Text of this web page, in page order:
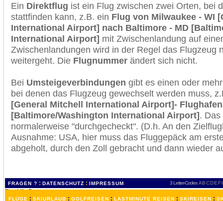
Ein Direktflug ist ein Flug zwischen zwei Orten, bei
stattfinden kann, z.B. ein Flug von Milwaukee - WI
International Airport] nach Baltimore - MD
International Airport] mit Zwischenlandung auf
Zwischenlandungen wird in der Regel das Flugzeug
weitergeht. Die Flugnummer ändert sich nicht.
Bei Umsteigeverbindungen gibt es einen oder
bei denen das Flugzeug gewechselt werden muss,
[General Mitchell International Airport]-
[Baltimore/Washington International Airport].
normalerweise "durchgecheckt". (D.h. An den
Ausnahme: USA, hier muss das Fluggepäck am
abgeholt, durch den Zoll gebracht und dann wieder
FRAGEN ? : DATENSCHUTZ : IMPRESSUM 3 Letter-Codes ABCDEF
FLÜGE : SKIURLAUB : GOLFREISEN : LASTMINUTE REISEN : SKIREISEN :